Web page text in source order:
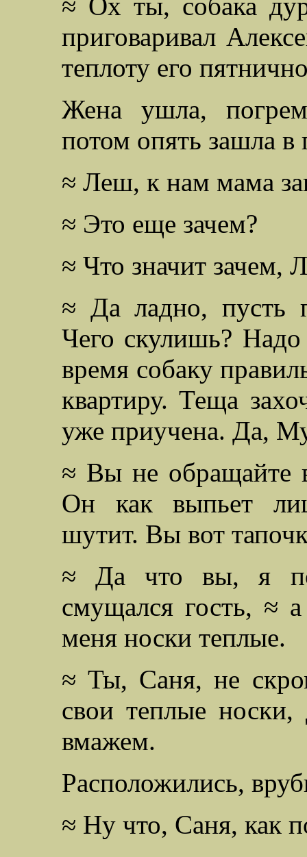
≈ Ох ты, собака
приговаривал
теплоту его
Жена ушла,
потом опять зашла
≈ Леш, к нам мама
≈ Это еще зачем?
≈ Что значит зачем,
≈ Да ладно, пусть
Чего скулишь? Надо
время собаку
квартиру. Теща
уже приучена. Да,
≈ Вы не обращайте
Он как выпьет
шутит. Вы вот
≈ Да что вы, я
смущался гость, ≈
меня носки теплые.
≈ Ты, Саня, не
свои теплые
вмажем.
Расположились,
≈ Ну что, Саня, как